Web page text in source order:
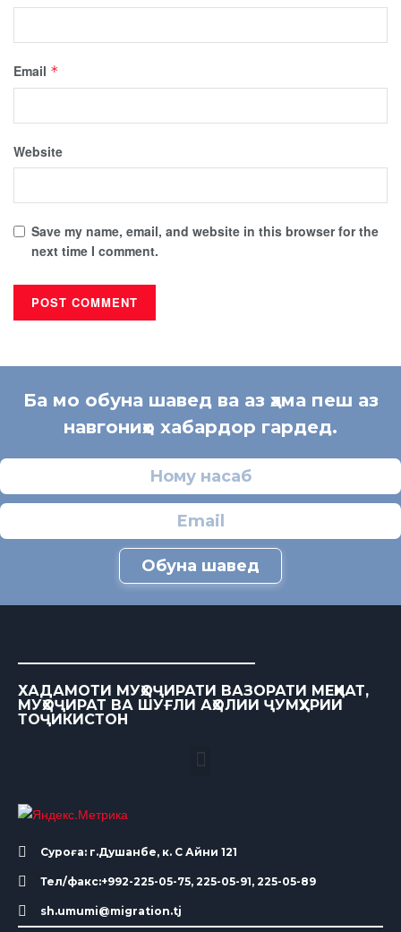
Email *
Website
Save my name, email, and website in this browser for the
next time I comment.
Ба мо обуна шавед ва аз ҳама пеш аз
навгониҳо хабардор гардед.
Обуна шавед
ХАДАМОТИ МУҲОҶИРАТИ ВАЗОРАТИ МЕҲНАТ,
МУҲОҶИРАТ ВА ШУҒЛИ АҲОЛИИ ҶУМҲУРИИ
ТОҶИКИСТОН
Суроға: г.Душанбе, к. С Айни 121
Тел/факс:+992-225-05-75, 225-05-91, 225-05-89
sh.umumi@migration.tj